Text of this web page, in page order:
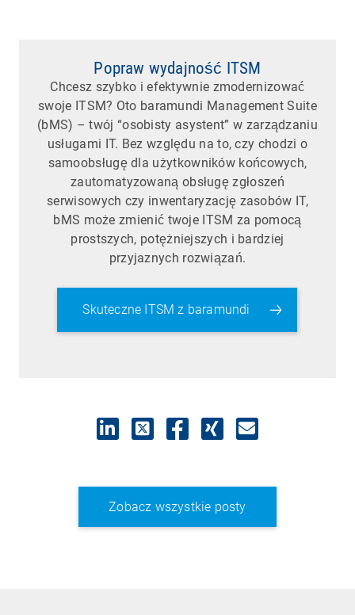
Popraw wydajność ITSM
Chcesz szybko i efektywnie zmodernizować
swoje ITSM? Oto baramundi Management Suite
(bMS) – twój “osobisty asystent” w zarządzaniu
usługami IT. Bez względu na to, czy chodzi o
samoobsługę dla użytkowników końcowych,
zautomatyzowaną obsługę zgłoszeń
serwisowych czy inwentaryzację zasobów IT,
bMS może zmienić twoje ITSM za pomocą
prostszych, potężniejszych i bardziej
przyjaznych rozwiązań.
Skuteczne ITSM z baramundi
Zobacz wszystkie posty